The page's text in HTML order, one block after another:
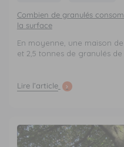
Combien de granulés
la surface
En moyenne, une maison
et 2,5 tonnes de granulés de
Lire l’article